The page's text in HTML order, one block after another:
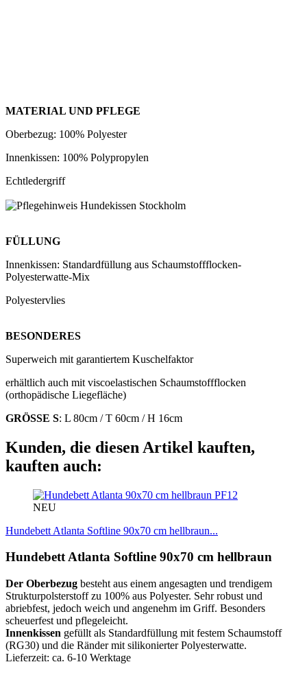
MATERIAL UND PFLEGE
Oberbezug: 100% Polyester
Innenkissen: 100% Polypropylen
Echtledergriff
FÜLLUNG
Innenkissen: Standardfüllung aus Schaumstoffflocken-
Polyesterwatte-Mix
Polyestervlies
BESONDERES
Superweich mit garantiertem Kuschelfaktor
erhältlich auch mit viscoelastischen Schaumstoffflocken
(orthopädische Liegefläche)
GRÖSSE S: L 80cm / T 60cm / H 16cm
Kunden, die diesen Artikel kauften,
kauften auch:
PF12
NEU
Hundebett Atlanta Softline 90x70 cm hellbraun...
Hundebett Atlanta Softline 90x70 cm hellbraun
Der Oberbezug besteht aus einem angesagten und trendigem
Strukturpolsterstoff zu 100% aus Polyester. Sehr robust und
abriebfest, jedoch weich und angenehm im Griff. Besonders
scheuerfest und pflegeleicht.
Innenkissen gefüllt als Standardfüllung mit festem Schaumstoff
(RG30) und die Ränder mit silikonierter Polyesterwatte.
Lieferzeit: ca. 6-10 Werktage